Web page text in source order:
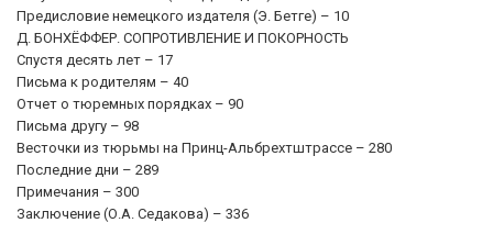
Предисловие немецкого издателя (Э. Бетге) – 10
Д. БОНХЁФФЕР. СОПРОТИВЛЕНИЕ И ПОКОРНОСТЬ
Спустя десять лет – 17
Письма к родителям – 40
Отчет о тюремных порядках – 90
Письма другу – 98
Весточки из тюрьмы на Принц-Альбрехтштрассе – 280
Последние дни – 289
Примечания – 300
Заключение (О.А. Седакова) – 336